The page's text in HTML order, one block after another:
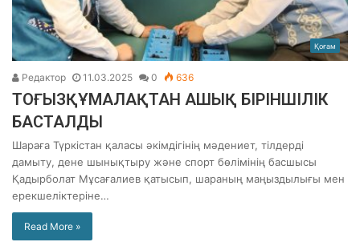
Қоғам
Редактор 11.03.2025 0 636
ТОҒЫЗҚҰМАЛАҚТАН АШЫҚ БІРІНШІЛІК
БАСТАЛДЫ
Шараға Түркістан қаласы әкімдігінің мәдениет, тілдерді
дамыту, дене шынықтыру және спорт бөлімінің басшысы
Қадырболат Мұсағалиев қатысып, шараның маңыздылығы мен
ерекшеліктеріне…
Read More »